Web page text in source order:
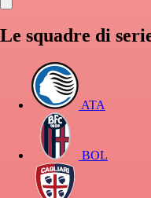
Le squadre di
ATA
BOL